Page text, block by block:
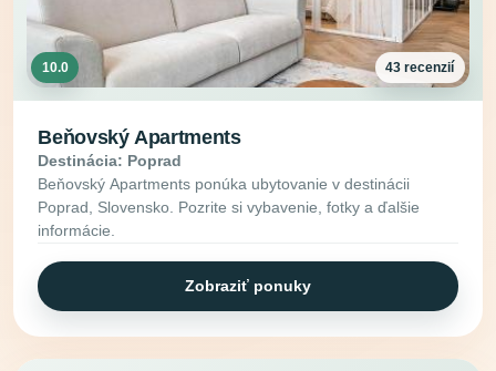
10.0 43 recenzií
Beňovský Apartments
Destinácia: Poprad
Beňovský Apartments ponúka ubytovanie v destinácii
Poprad, Slovensko. Pozrite si vybavenie, fotky a ďalšie
informácie.
Zobraziť ponuky